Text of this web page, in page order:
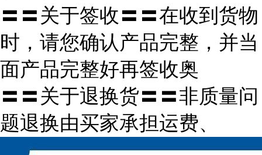
〓〓关于签收〓〓在收到货物
时，请您确认产品完整，并当
面产品完整好再签收奥
〓〓关于退换货〓〓非质量问
题退换由买家承担运费、